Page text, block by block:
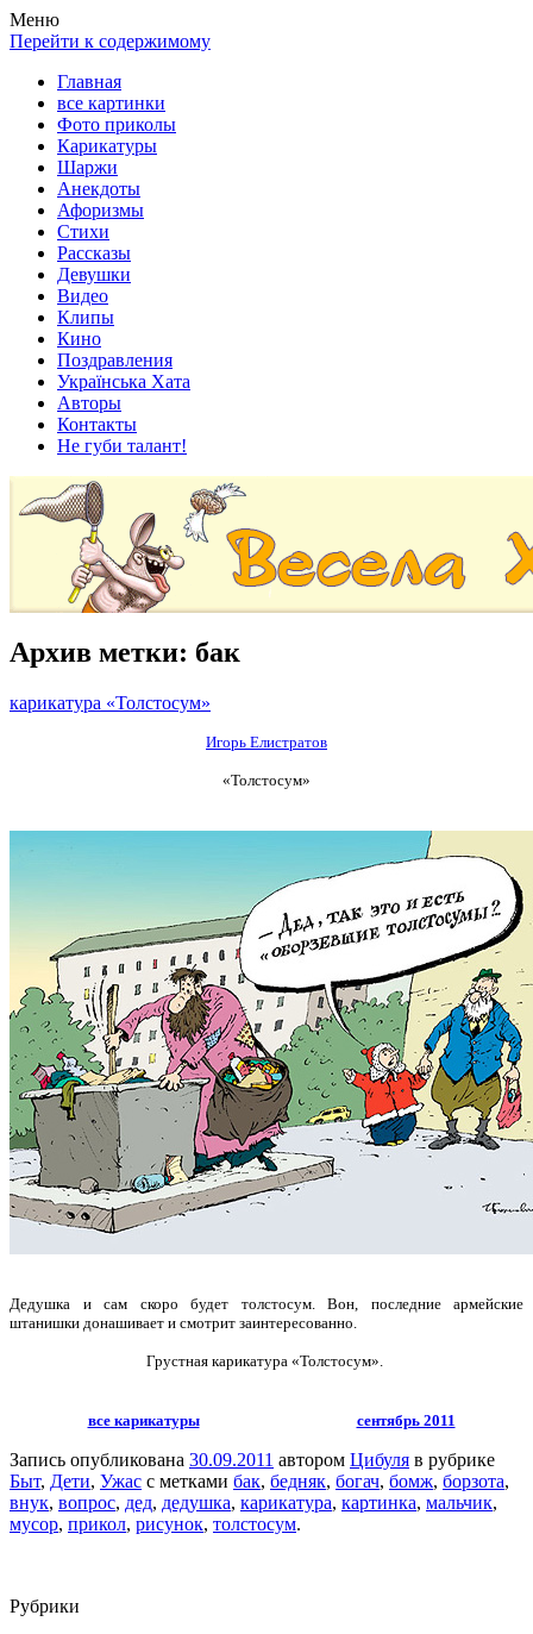
Весела хата — прикольные картинки, смешные истории,
клипы!
Покажем всем ваши фото приколы, карикатуры, шаржи, стихи,
рассказы, видео и песни!
Меню
Перейти к содержимому
Главная
все картинки
Фото приколы
Карикатуры
Шаржи
Анекдоты
Афоризмы
Стихи
Рассказы
Девушки
Видео
Клипы
Кино
Поздравления
Українська Хата
Авторы
Контакты
Не губи талант!
Архив метки: бак
карикатура «Толстосум»
Игорь Елистратов
«Толстосум»
Дедушка и сам скоро будет толстосум. Вон, последние армейские
штанишки донашивает и смотрит заинтересованно.
Грустная карикатура «Толстосум».
все карикатуры сентябрь 2011
Запись опубликована 30.09.2011 автором Цибуля в рубрике
Быт, Дети, Ужас с метками бак, бедняк, богач, бомж, борзота,
внук, вопрос, дед, дедушка, карикатура, картинка, мальчик,
мусор, прикол, рисунок, толстосум.
Рубрики